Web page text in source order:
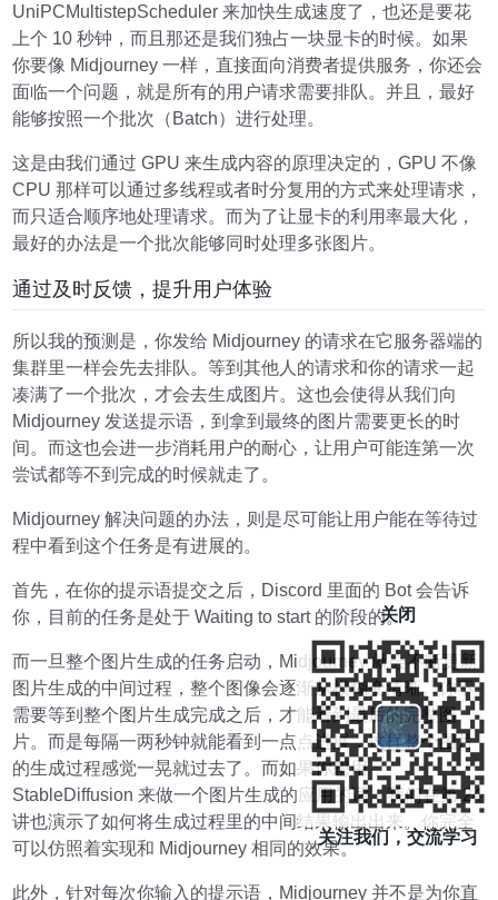
UniPCMultistepScheduler 来加快生成速度了，也还是要花
上个 10 秒钟，而且那还是我们独占一块显卡的时候。如果
你要像 Midjourney 一样，直接面向消费者提供服务，你还会
面临一个问题，就是所有的用户请求需要排队。并且，最好
能够按照一个批次（Batch）进行处理。
这是由我们通过 GPU 来生成内容的原理决定的，GPU 不像
CPU 那样可以通过多线程或者时分复用的方式来处理请求，
而只适合顺序地处理请求。而为了让显卡的利用率最大化，
最好的办法是一个批次能够同时处理多张图片。
通过及时反馈，提升用户体验
所以我的预测是，你发给 Midjourney 的请求在它服务器端的
集群里一样会先去排队。等到其他人的请求和你的请求一起
凑满了一个批次，才会去生成图片。这也会使得从我们向
Midjourney 发送提示语，到拿到最终的图片需要更长的时
间。而这也会进一步消耗用户的耐心，让用户可能连第一次
尝试都等不到完成的时候就走了。
Midjourney 解决问题的办法，则是尽可能让用户能在等待过
程中看到这个任务是有进展的。
首先，在你的提示语提交之后，Discord 里面的 Bot 会告诉
你，目前的任务是处于 Waiting to start 的阶段的。
而一旦整个图片生成的任务启动，Midjourney 就会不断更新
图片生成的中间过程，整个图像会逐渐从模糊变清晰。你不
需要等到整个图片生成完成之后，才能看到最后的完整图
片。而是每隔一两秒钟就能看到一点点进展，这样整个图片
的生成过程感觉一晃就过去了。而如果你想用
StableDiffusion 来做一个图片生成的应用的话，我们在第 24
讲也演示了如何将生成过程里的中间结果输出出来。你完全
可以仿照着实现和 Midjourney 相同的效果。
此外，针对每次你输入的提示语，Midjourney 并不是为你直
关闭
关注我们，交流学习